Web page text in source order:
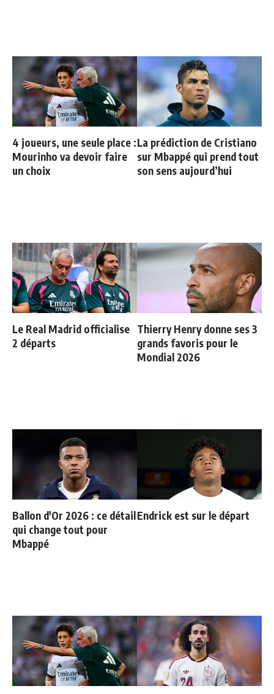
4 joueurs, une seule place :
Mourinho va devoir faire
un choix
La prédiction de Cristiano
sur Mbappé qui prend tout
son sens aujourd’hui
Le Real Madrid officialise
2 départs
Thierry Henry donne ses 3
grands favoris pour le
Mondial 2026
Ballon d'Or 2026 : ce détail
qui change tout pour
Mbappé
Endrick est sur le départ